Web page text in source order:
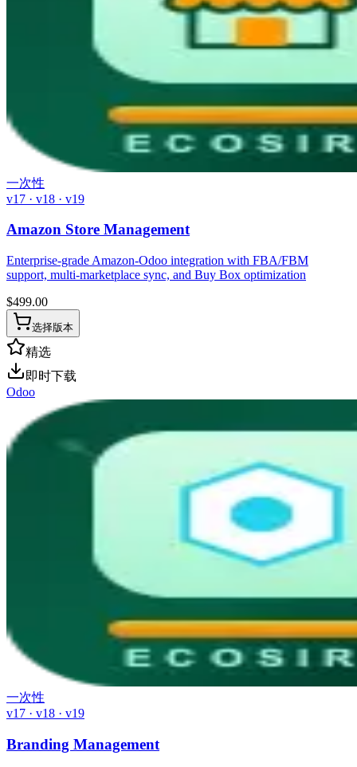
一次性
v17 · v18 · v19
Amazon Store Management
Enterprise-grade Amazon-Odoo integration with FBA/FBM
support, multi-marketplace sync, and Buy Box optimization
$499.00
选择版本
精选
即时下载
Odoo
一次性
v17 · v18 · v19
Branding Management